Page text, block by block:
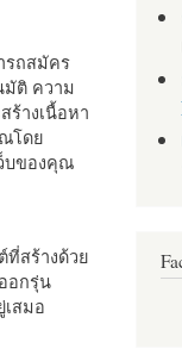
รถสมัคร
มัติ ความ
ร้างเนื้อหา
ณโดย
บของคุณ
ที่สร้างด้วย
อกรุ่น
สมอ